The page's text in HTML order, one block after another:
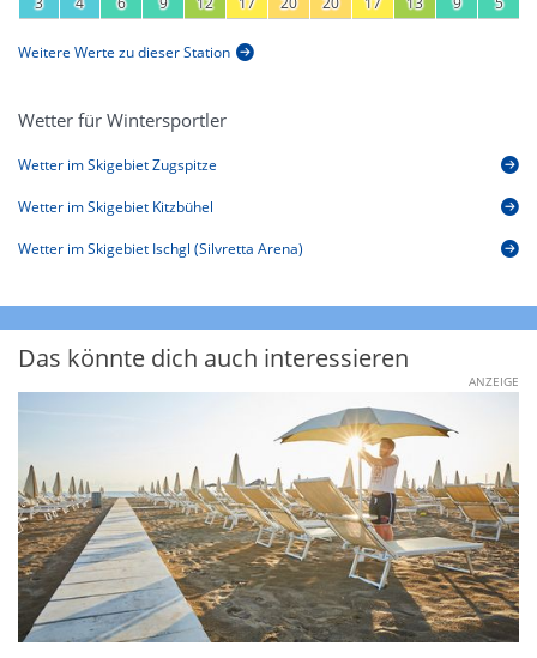
Weitere Werte zu dieser Station
Wetter für Wintersportler
Wetter im Skigebiet Zugspitze
Wetter im Skigebiet Kitzbühel
Wetter im Skigebiet Ischgl (Silvretta Arena)
Das könnte dich auch interessieren
ANZEIGE